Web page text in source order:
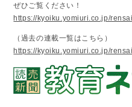
ぜひご覧ください！
https://kyoiku.yomiuri.co.jp/
（過去の連載一覧はこちら）
https://kyoiku.yomiuri.co.jp/